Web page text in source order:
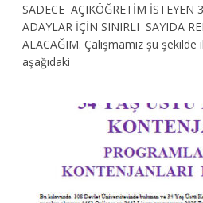
SADECE AÇIKÖĞRETİM İSTEYEN
ADAYLAR İÇİN SINIRLI SAYIDA
ALACAĞIM. Çalışmamız şu
aşağıdaki